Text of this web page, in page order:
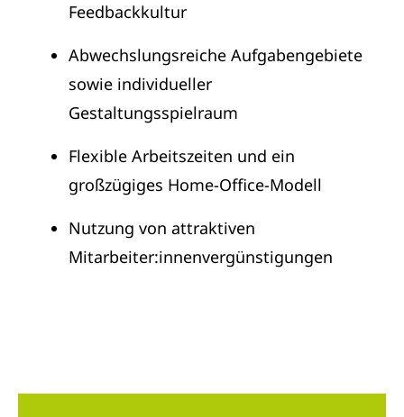
Feedbackkultur
Abwechslungsreiche Aufgabengebiete
sowie individueller
Gestaltungsspielraum
Flexible Arbeitszeiten und ein
großzügiges Home-Office-Modell
Nutzung von attraktiven
Mitarbeiter:innenvergünstigungen